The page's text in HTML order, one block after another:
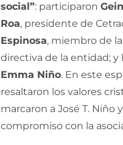
social”: participaron
Roa, presidente de
Espinosa, miembro de
directiva de la entidad; y
Emma Niño. En este
resaltaron los valores
marcaron a José T. Niño
compromiso con la